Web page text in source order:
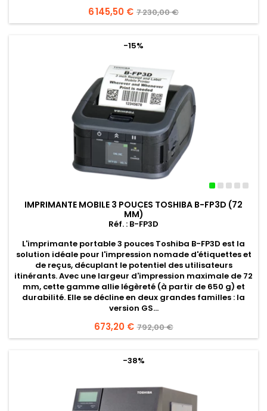
Prix
6 145,50 € Prix
de
7 230,00 €
-15%
IMPRIMANTE MOBILE 3 POUCES TOSHIBA B-FP3D (72
MM)
Réf. : B-FP3D
L'imprimante portable 3 pouces Toshiba B-FP3D est la
solution idéale pour l'impression nomade d'étiquettes et
de reçus, décuplant le potentiel des utilisateurs
itinérants. Avec une largeur d'impression maximale de 72
mm, cette gamme allie légèreté (à partir de 650 g) et
durabilité. Elle se décline en deux grandes familles : la
version GS...
Prix
673,20 € Prix
de
792,00 €
-38%